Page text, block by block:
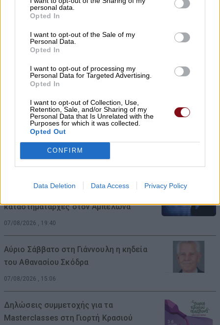
personal data.
Opted In
I want to opt-out of the Sale of my
Personal Data.
Opted In
I want to opt-out of processing my
Personal Data for Targeted Advertising.
Opted In
I want to opt-out of Collection, Use,
Retention, Sale, and/or Sharing of my
Personal Data that Is Unrelated with the
Purposes for which it was collected.
Opted Out
CONFIRM
Data Deletion Data Access Privacy Policy
Αθανασίου Ράγια
Ταϊλάνδη: 14χρονος άνοιξε πυρ σε
σχολείο – Σκότωσε 5 εκπαιδευτικούς και
τους παππούδες του
Εορτασμός της Μεταμόρφωσης στο
«χωριό των Λαρισαίων» στην Ουγκάντα
με νέα ομαδική βάπτιση
07/08/2026 , 20:17
καταστηματάρχες στον Αμπελώνα
07/08/2026 , 19:40
Αύριο Σάββατο στη Γιάννουλη η κηδεία
του Αθανασίου Σκόδρα
07/08/2026 , 15:06
Δηλώσεις συμμετοχής για τα
Masterclasses στη Γιορτή Κρασιού